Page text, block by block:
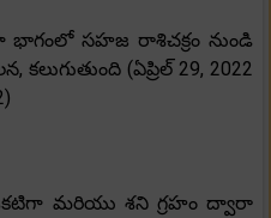
సహజ రాశిచక్రం నుండి
(ఏప్రిల్ 29, 2022
మరియు శని గ్రహం ద్వారా